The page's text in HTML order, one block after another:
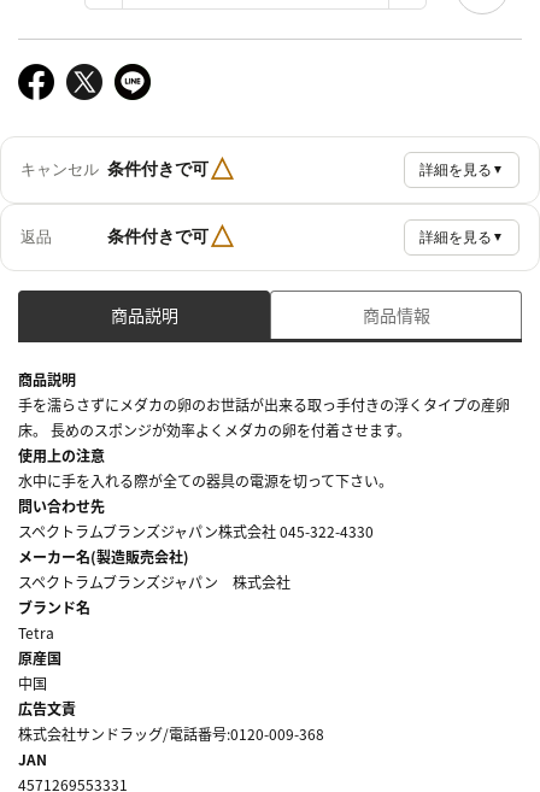
キャンセル 条件付きで可△ 詳細を見る ▼
返品 条件付きで可△ 詳細を見る ▼
商品説明 商品情報
商品説明
手を濡らさずにメダカの卵のお世話が出来る取っ手付きの浮くタイプの産卵
床。 長めのスポンジが効率よくメダカの卵を付着させます。
使用上の注意
水中に手を入れる際が全ての器具の電源を切って下さい。
問い合わせ先
スペクトラムブランズジャパン株式会社 045-322-4330
メーカー名(製造販売会社)
スペクトラムブランズジャパン 株式会社
ブランド名
Tetra
原産国
中国
広告文責
株式会社サンドラッグ/電話番号:0120-009-368
JAN
4571269553331